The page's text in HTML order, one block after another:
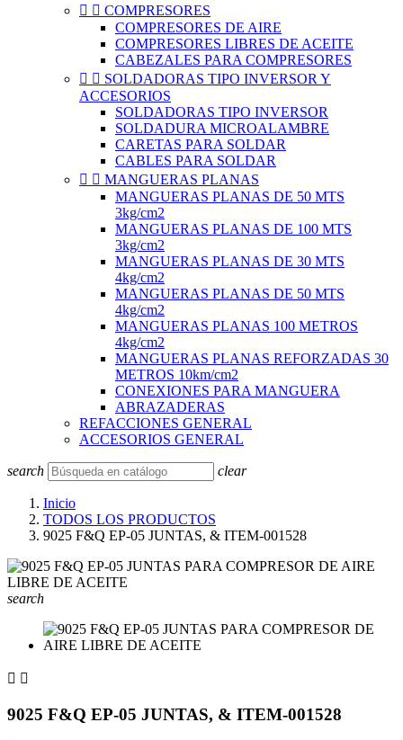
  COMPRESORES
COMPRESORES DE AIRE
COMPRESORES LIBRES DE ACEITE
CABEZALES PARA COMPRESORES
  SOLDADORAS TIPO INVERSOR Y
ACCESORIOS
SOLDADORAS TIPO INVERSOR
SOLDADURA MICROALAMBRE
CARETAS PARA SOLDAR
CABLES PARA SOLDAR
  MANGUERAS PLANAS
MANGUERAS PLANAS DE 50 MTS
3kg/cm2
MANGUERAS PLANAS DE 100 MTS
3kg/cm2
MANGUERAS PLANAS DE 30 MTS
4kg/cm2
MANGUERAS PLANAS DE 50 MTS
4kg/cm2
MANGUERAS PLANAS 100 METROS
4kg/cm2
MANGUERAS PLANAS REFORZADAS 30
METROS 10km/cm2
CONEXIONES PARA MANGUERA
ABRAZADERAS
REFACCIONES GENERAL
ACCESORIOS GENERAL
search clear
Inicio
TODOS LOS PRODUCTOS
9025 F&Q EP-05 JUNTAS, & ITEM-001528
search
 
9025 F&Q EP-05 JUNTAS, & ITEM-001528